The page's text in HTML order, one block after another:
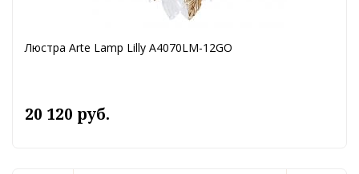
Люстра Arte Lamp Lilly A4070LM-12GO
20 120 руб.